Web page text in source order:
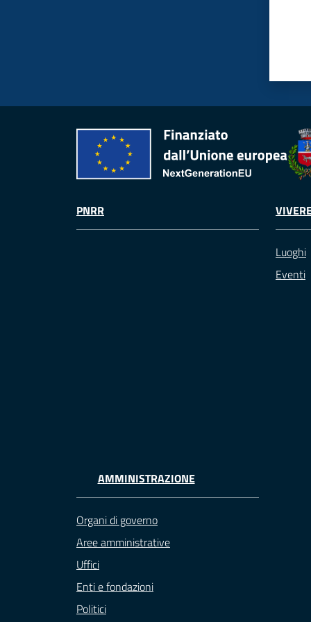
PNRR
Luoghi
Eventi
AMMINISTRAZIONE
Organi di governo
Aree amministrative
Uffici
Enti e fondazioni
Politici